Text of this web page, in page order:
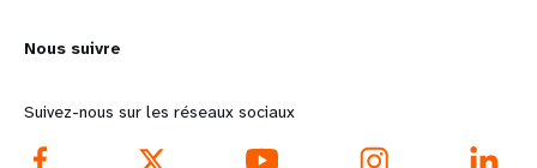
o
r
d
Nous suivre
Suivez-nous sur les réseaux sociaux